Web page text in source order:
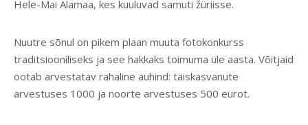
Hele-Mai Alamaa, kes kuuluvad samuti žüriisse.
Nuutre sõnul on pikem plaan muuta fotokonkurss
traditsiooniliseks ja see hakkaks toimuma üle aasta. Võitjaid
ootab arvestatav rahaline auhind: täiskasvanute
arvestuses 1000 ja noorte arvestuses 500 eurot.